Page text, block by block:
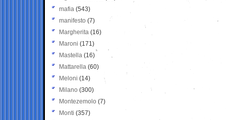
mafia (543)
manifesto (7)
Margherita (16)
Maroni (171)
Mastella (16)
Mattarella (60)
Meloni (14)
Milano (300)
Montezemolo (7)
Monti (357)